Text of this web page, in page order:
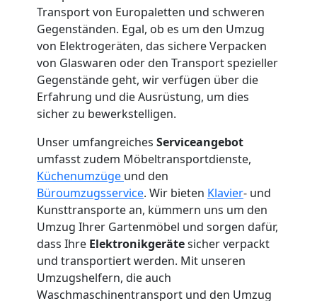
Transport von Europaletten und schweren
Gegenständen. Egal, ob es um den Umzug
von Elektrogeräten, das sichere Verpacken
von Glaswaren oder den Transport spezieller
Gegenstände geht, wir verfügen über die
Erfahrung und die Ausrüstung, um dies
sicher zu bewerkstelligen.
Unser umfangreiches Serviceangebot
umfasst zudem Möbeltransportdienste,
Küchenumzüge und den
Büroumzugsservice. Wir bieten Klavier- und
Kunsttransporte an, kümmern uns um den
Umzug Ihrer Gartenmöbel und sorgen dafür,
dass Ihre Elektronikgerätesicher verpackt
und transportiert werden. Mit unseren
Umzugshelfern, die auch
Waschmaschinentransport und den Umzug
Leonding
Kunsttransport
Leonding
Umzug
Leonding
Mann